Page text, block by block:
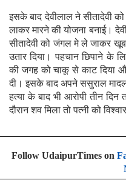
इसके बाद देवीलाल ने सीतादेवी
लाकर मारने की योजना बनाई।
सीतादेवी को जंगल मे ले जाकर
उतार दिया। पहचान छिपाने के
की जगह को चाकू से काट दिया
दी। इसके बाद अपने ससुराल
हत्या के बाद भी आरोपी तीन
दौरान शव मिला तो पत्नी को
Follow UdaipurTimes on